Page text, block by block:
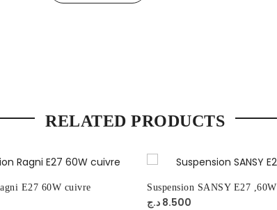
RELATED PRODUCTS
E27 60W cuivre Suspension SANSY E27 ,60W
8.500 د.ج